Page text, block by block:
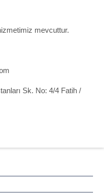
mevcuttur.
Sk. No: 4/4 Fatih /